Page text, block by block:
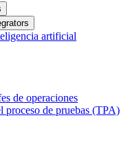
artificial
de operaciones
proceso de pruebas (TPA)